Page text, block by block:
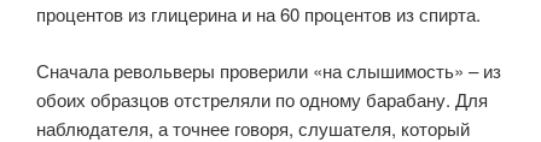
процентов из глицерина и на 60 процентов из спирта.
Сначала револьверы проверили «на слышимость» – из
обоих образцов отстреляли по одному барабану. Для
наблюдателя, а точнее говоря, слушателя, который